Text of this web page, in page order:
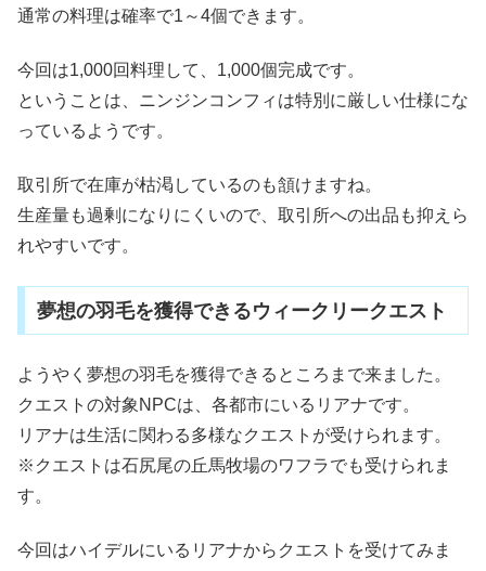
通常の料理は確率で1～4個できます。
今回は1,000回料理して、1,000個完成です。
ということは、ニンジンコンフィは特別に厳しい仕様にな
っているようです。
取引所で在庫が枯渇しているのも頷けますね。
生産量も過剰になりにくいので、取引所への出品も抑えら
れやすいです。
夢想の羽毛を獲得できるウィークリークエスト
ようやく夢想の羽毛を獲得できるところまで来ました。
クエストの対象NPCは、各都市にいるリアナです。
リアナは生活に関わる多様なクエストが受けられます。
※クエストは石尻尾の丘馬牧場のワフラでも受けられま
す。
今回はハイデルにいるリアナからクエストを受けてみま